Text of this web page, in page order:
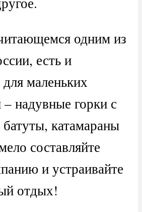
одним из
есть и
для маленьких
– надувные горки с
катамараны
составляйте
и устраивайте
отдых!